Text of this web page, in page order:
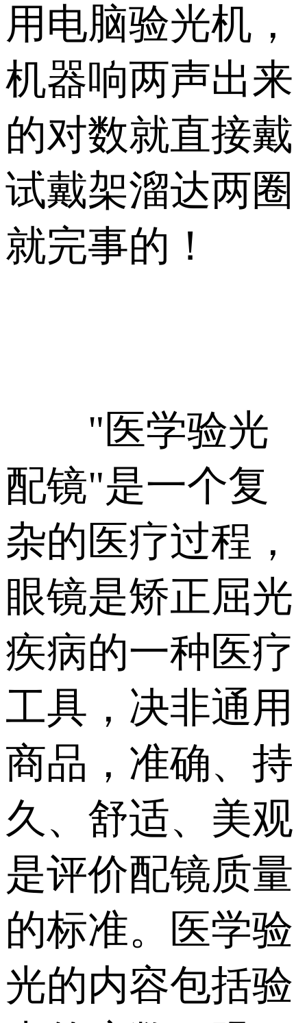
用电脑验光机，
机器响两声出来
的对数就直接戴
试戴架溜达两圈
就完事的！
"医学验光
配镜"是一个复
杂的医疗过程，
眼镜是矫正屈光
疾病的一种医疗
工具，决非通用
商品，准确、持
久、舒适、美观
是评价配镜质量
的标准。医学验
光的内容包括验